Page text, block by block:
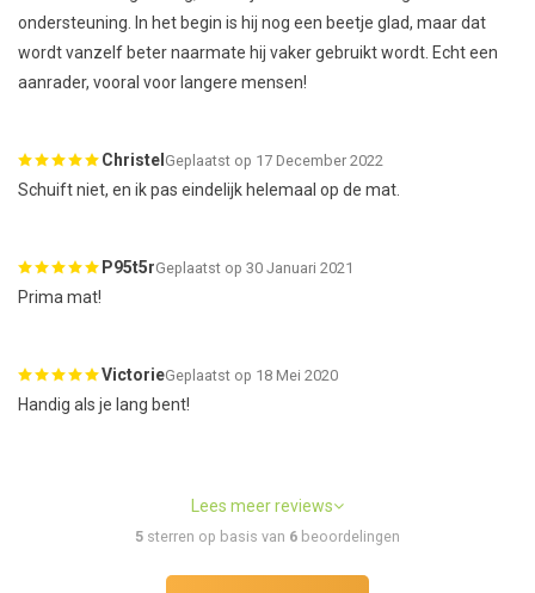
ondersteuning. In het begin is hij nog een beetje glad, maar dat
wordt vanzelf beter naarmate hij vaker gebruikt wordt. Echt een
aanrader, vooral voor langere mensen!
ChristelGeplaatst op 17 December 2022
Schuift niet, en ik pas eindelijk helemaal op de mat.
P95t5rGeplaatst op 30 Januari 2021
Prima mat!
VictorieGeplaatst op 18 Mei 2020
Handig als je lang bent!
Lees meer reviews
5 sterren op basis van 6 beoordelingen